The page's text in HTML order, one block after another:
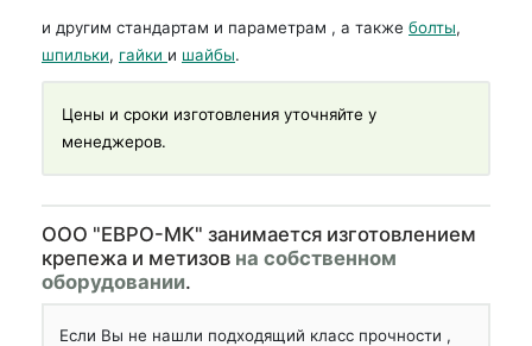
и другим стандартам и параметрам , а также болты,
шпильки, гайки и шайбы.
Цены и сроки изготовления уточняйте у
менеджеров.
OOO "ЕВРО-МК" занимается изготовлением
крепежа и метизов на собственном
оборудовании.
Если Вы не нашли подходящий класс прочности ,